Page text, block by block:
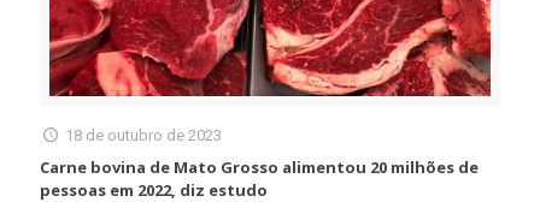
18 de outubro de 2023
Carne bovina de Mato Grosso alimentou 20 milhões de
pessoas em 2022, diz estudo